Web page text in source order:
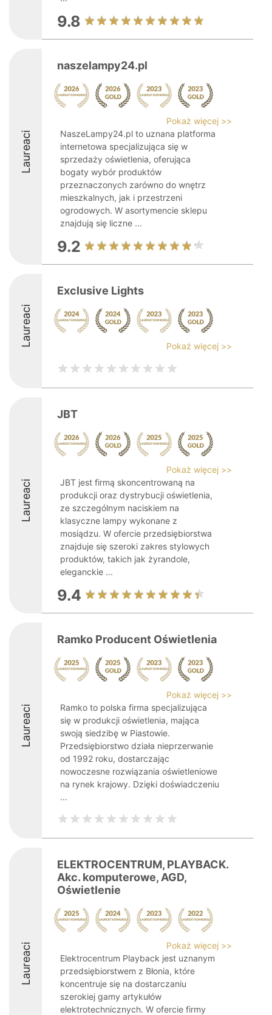
9.8
Laureaci
naszelampy24.pl
Pokaż więcej >>
NaszeLampy24.pl to uznana platforma
internetowa specjalizująca się w
sprzedaży oświetlenia, oferująca
bogaty wybór produktów
przeznaczonych zarówno do wnętrz
mieszkalnych, jak i przestrzeni
ogrodowych. W asortymencie sklepu
znajdują się liczne ...
9.2
Laureaci
Exclusive Lights
Pokaż więcej >>
Laureaci
JBT
Pokaż więcej >>
JBT jest firmą skoncentrowaną na
produkcji oraz dystrybucji oświetlenia,
ze szczególnym naciskiem na
klasyczne lampy wykonane z
mosiądzu. W ofercie przedsiębiorstwa
znajduje się szeroki zakres stylowych
produktów, takich jak żyrandole,
eleganckie ...
9.4
Laureaci
Ramko Producent Oświetlenia
Pokaż więcej >>
Ramko to polska firma specjalizująca
się w produkcji oświetlenia, mająca
swoją siedzibę w Piastowie.
Przedsiębiorstwo działa nieprzerwanie
od 1992 roku, dostarczając
nowoczesne rozwiązania oświetleniowe
na rynek krajowy. Dzięki doświadczeniu
...
Laureaci
ELEKTROCENTRUM, PLAYBACK.
Akc. komputerowe, AGD,
Oświetlenie
Pokaż więcej >>
Elektrocentrum Playback jest uznanym
przedsiębiorstwem z Błonia, które
koncentruje się na dostarczaniu
szerokiej gamy artykułów
elektrotechnicznych. W ofercie firmy